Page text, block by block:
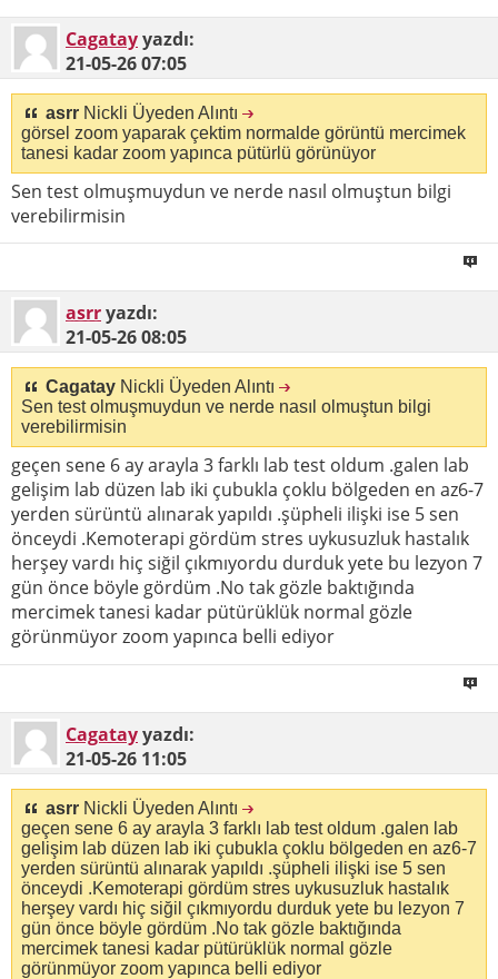
Cagatayyazdı:
21-05-2607:05
asrr Nickli Üyeden Alıntı
görsel zoom yaparak çektim normalde görüntü mercimek
tanesi kadar zoom yapınca pütürlü görünüyor
Sen test olmuşmuydun ve nerde nasıl olmuştun bilgi
verebilirmisin
asrryazdı:
21-05-2608:05
Cagatay Nickli Üyeden Alıntı
Sen test olmuşmuydun ve nerde nasıl olmuştun bilgi
verebilirmisin
geçen sene 6 ay arayla 3 farklı lab test oldum .galen lab
gelişim lab düzen lab iki çubukla çoklu bölgeden en az6-7
yerden sürüntü alınarak yapıldı .şüpheli ilişki ise 5 sen
önceydi .Kemoterapi gördüm stres uykusuzluk hastalık
herşey vardı hiç siğil çıkmıyordu durduk yete bu lezyon 7
gün önce böyle gördüm .No tak gözle baktığında
mercimek tanesi kadar pütürüklük normal gözle
görünmüyor zoom yapınca belli ediyor
Cagatayyazdı:
21-05-26 11:05
asrr Nickli Üyeden Alıntı
geçen sene 6 ay arayla 3 farklı lab test oldum .galen lab
gelişim lab düzen lab iki çubukla çoklu bölgeden en az6-7
yerden sürüntü alınarak yapıldı .şüpheli ilişki ise 5 sen
önceydi .Kemoterapi gördüm stres uykusuzluk hastalık
herşey vardı hiç siğil çıkmıyordu durduk yete bu lezyon 7
gün önce böyle gördüm .No tak gözle baktığında
mercimek tanesi kadar pütürüklük normal gözle
görünmüyor zoom yapınca belli ediyor